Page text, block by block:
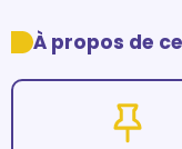
À propos de